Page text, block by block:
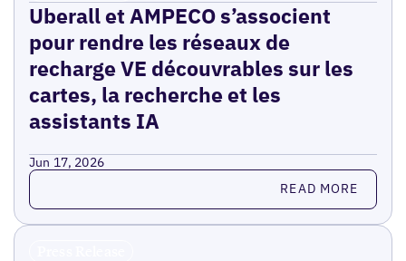
Uberall et AMPECO s’associent
pour rendre les réseaux de
recharge VE découvrables sur les
cartes, la recherche et les
assistants IA
Jun 17, 2026
Read more READ MORE